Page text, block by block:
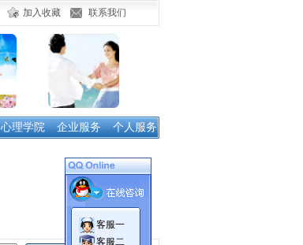
加入收藏 联系我们
心理学院 企业服务 个人服务
客服一
客服二